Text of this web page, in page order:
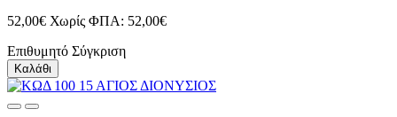
52,00€ Χωρίς ΦΠΑ: 52,00€
Επιθυμητό Σύγκριση
Καλάθι